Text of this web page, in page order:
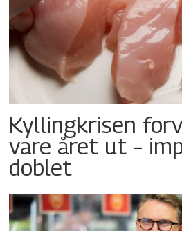
Kyllingkrisen
vare året ut –
doblet